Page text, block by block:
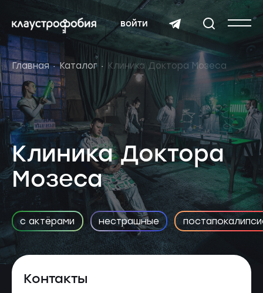
войти
Главная Каталог Клиника Доктора Мозеса
Клиника Доктора
Мозеса
с актёрами нестрашные
Контакты